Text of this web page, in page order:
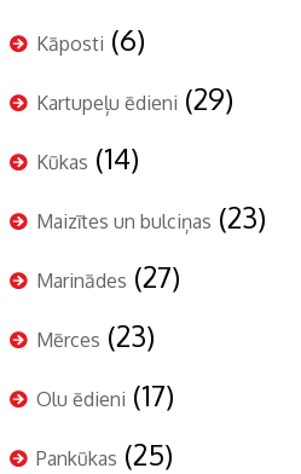
Kāposti (6)
Kartupeļu ēdieni (29)
Kūkas (14)
Maizītes un bulciņas (23)
Marinādes (27)
Mērces (23)
Olu ēdieni (17)
Pankūkas (25)